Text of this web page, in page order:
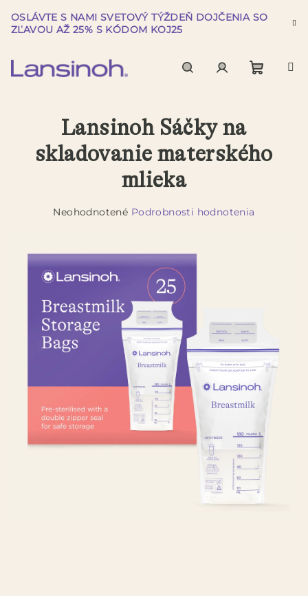
na
obsah
OSLÁVTE S NAMI SVETOVÝ TÝŽDEŇ DOJČENIA SO
ZĽAVOU AŽ 25% S KÓDOM KOJ25
Lansinoh Sáčky na
skladovanie materského
mlieka
Priemerné
je
0,0
z
hviezdičiek.
Neohodnotené Podrobnosti hodnotenia